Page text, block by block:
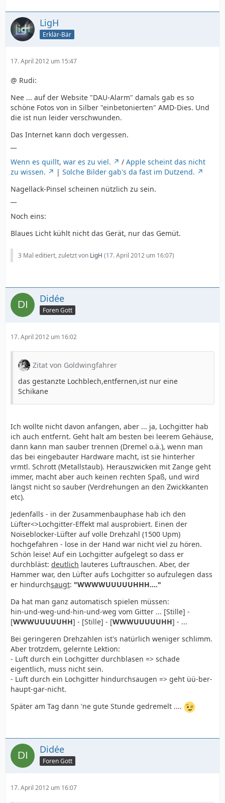
LigH
Erklär-Bär
17. April 2012 um 15:47
@ Rudi:
Nee ... auf der Website "DAU-Alarm" damals gab es so
schöne Fotos von in Silber "einbetonierten" AMD-Dies. Und
die ist nun leider verschwunden.
Das Internet kann doch vergessen.
Wenn es quillt, war es zu viel.
/ Apple scheint das nicht
zu wissen.
| Solche Bilder gab's da fast im Dutzend.
Nagellack-Pinsel scheinen nützlich zu sein.
Noch eins:
Blaues Licht kühlt nicht das Gerät, nur das Gemüt.
3 Mal editiert, zuletzt von LigH (17. April 2012 um 16:07)
Didée
Foren Gott
17. April 2012 um 16:02
Zitat von Goldwingfahrer
das gestanzte Lochblech,entfernen,ist nur eine
Schikane
Ich wollte nicht davon anfangen, aber ... ja, Lochgitter hab
ich auch entfernt. Geht halt am besten bei leerem Gehäuse,
dann kann man sauber trennen (Dremel o.ä.), wenn man
das bei eingebauter Hardware macht, ist sie hinterher
vrmtl. Schrott (Metallstaub). Herauszwicken mit Zange geht
immer, macht aber auch keinen rechten Spaß, und wird
längst nicht so sauber (Verdrehungen an den Zwickkanten
etc).
Jedenfalls - in der Zusammenbauphase hab ich den
Lüfter<>Lochgitter-Effekt mal ausprobiert. Einen der
Noiseblocker-Lüfter auf volle Drehzahl (1500 Upm)
hochgefahren - lose in der Hand war nicht viel zu hören.
Schön leise! Auf ein Lochgitter aufgelegt so dass er
durchbläst: deutlich lauteres Luftrauschen. Aber, der
Hammer war, den Lüfter aufs Lochgitter so aufzulegen dass
er hindurchsaugt: "WWWWUUUUUHHH...."
Da hat man ganz automatisch spielen müssen:
hin-und-weg-und-hin-und-weg vom Gitter ... [Stille] -
[WWWUUUUUHH] - [Stille] - [WWWUUUUUHH] - ...
Bei geringeren Drehzahlen ist's natürlich weniger schlimm.
Aber trotzdem, gelernte Lektion:
- Luft durch ein Lochgitter durchblasen => schade
eigentlich, muss nicht sein.
- Luft durch ein Lochgitter hindurchsaugen => geht üü-ber-
haupt-gar-nicht.
Später am Tag dann 'ne gute Stunde gedremelt ....
Didée
Foren Gott
17. April 2012 um 16:07